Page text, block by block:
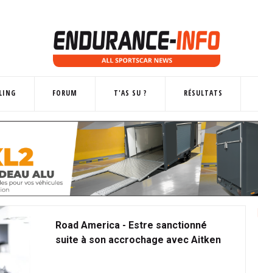
FORUM T'AS SU ? RÉSULTATS
Road America - Estre sanctionné
suite à son accrochage avec Aitken